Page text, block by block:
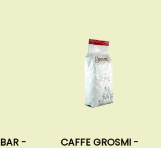
CAFFE GROSMI - CAFFÈ